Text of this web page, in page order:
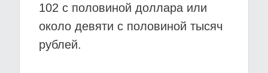
102 с половиной доллара или
около девяти с половиной тысяч
рублей.